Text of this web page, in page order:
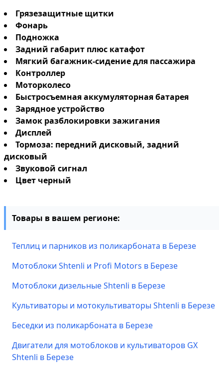
Грязезащитные щитки
Фонарь
Подножка
Задний габарит плюс катафот
Мягкий багажник-сидение для пассажира
Контроллер
Моторколесо
Быстросъемная аккумуляторная батарея
Зарядное устройство
Замок разблокировки зажигания
Дисплей
Тормоза: передний дисковый, задний
дисковый
Звуковой сигнал
Цвет черный
Товары в вашем регионе:
Теплиц и парников из поликарбоната в Березе
Мотоблоки Shtenli и Profi Motors в Березе
Мотоблоки дизельные Shtenli в Березе
Культиваторы и мотокультиваторы Shtenli в Березе
Беседки из поликарбоната в Березе
Двигатели для мотоблоков и культиваторов GX
Shtenli в Березе